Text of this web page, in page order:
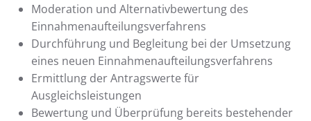
Moderation und Alternativbewertung des
Einnahmenaufteilungsverfahrens
Durchführung und Begleitung bei der Umsetzung
eines neuen Einnahmenaufteilungsverfahrens
Ermittlung der Antragswerte für
Ausgleichsleistungen
Bewertung und Überprüfung bereits bestehender